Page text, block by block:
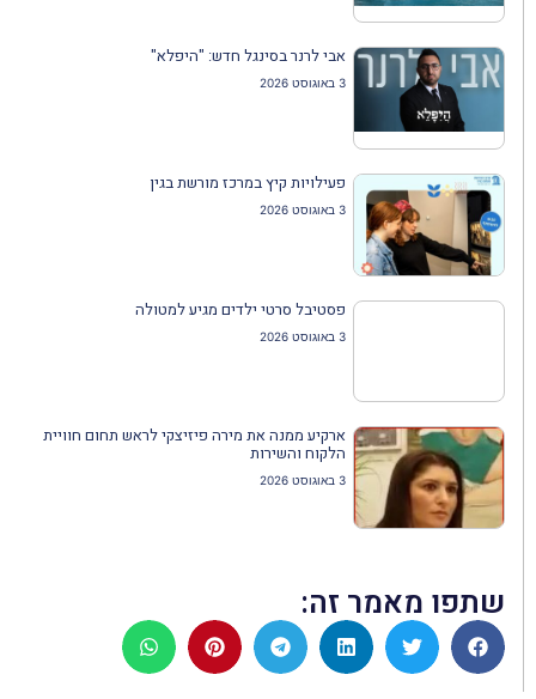
אבי לרנר בסינגל חדש: "היפלא"
3 באוגוסט 2026
פעילויות קיץ במרכז מורשת בגין
3 באוגוסט 2026
פסטיבל סרטי ילדים מגיע למטולה
3 באוגוסט 2026
ארקיע ממנה את מירה פיזיצקי לראש תחום חוויית
הלקוח והשירות
3 באוגוסט 2026
שתפו מאמר זה: